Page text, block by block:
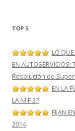
TOP 5
LO
EN
Resolución de
EN LA
LA NIIF 3?
FIJAN
2014